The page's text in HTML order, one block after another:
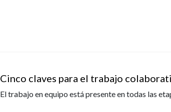
Cinco claves para el trabajo
El trabajo en equipo está presente en todas las